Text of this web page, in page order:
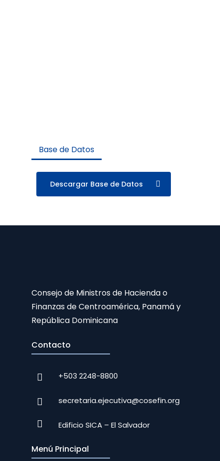
Base de Datos
Descargar Base de Datos
Consejo de Ministros de Hacienda o
Finanzas de Centroamérica, Panamá y
República Dominicana
Contacto
+503 2248-8800
secretaria.ejecutiva@cosefin.org
Edificio SICA – El Salvador
Menú Principal